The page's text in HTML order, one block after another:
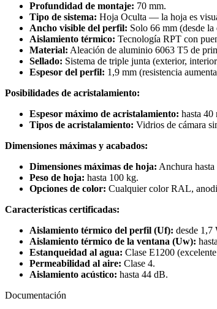
Profundidad de montaje: 70 mm.
Tipo de sistema: Hoja Oculta — la hoja es
Ancho visible del perfil: Solo 66 mm (desde
Aislamiento térmico: Tecnología RPT con
Material: Aleación de aluminio 6063 T5 de
Sellado: Sistema de triple junta (exterior,
Espesor del perfil: 1,9 mm (resistencia
Posibilidades de acristalamiento:
Espesor máximo de acristalamiento: hasta 40
Tipos de acristalamiento: Vidrios de cámara
Dimensiones máximas y acabados:
Dimensiones máximas de hoja: Anchura
Peso de hoja: hasta 100 kg.
Opciones de color: Cualquier color RAL,
Características certificadas:
Aislamiento térmico del perfil (Uf): desde 1,7
Aislamiento térmico de la ventana (Uw):
Estanqueidad al agua: Clase E1200
Permeabilidad al aire: Clase 4.
Aislamiento acústico: hasta 44 dB.
Documentación